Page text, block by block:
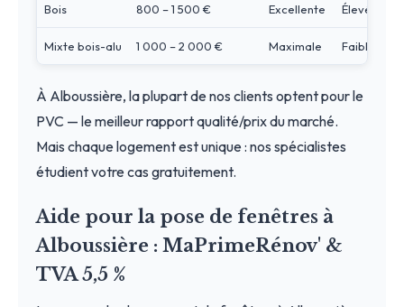
Bois 800 – 1 500 € Excellente Élevé
Mixte bois-alu 1 000 – 2 000 € Maximale Faible
À Alboussière, la plupart de nos clients optent pour le
PVC — le meilleur rapport qualité/prix du marché.
Mais chaque logement est unique : nos spécialistes
étudient votre cas gratuitement.
Aide pour la pose de fenêtres à
Alboussière : MaPrimeRénov' &
TVA 5,5 %